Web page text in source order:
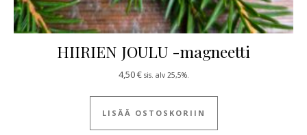
HIIRIEN JOULU -magneetti
4,50€ sis. alv 25,5%.
LISÄÄ OSTOSKORIIN